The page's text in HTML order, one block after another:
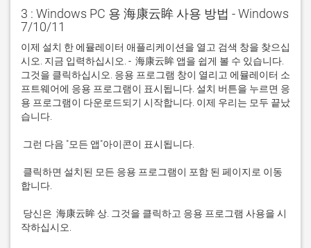
3 : Windows PC 용 海康云眸 사용 방법 - Windows
7/10/11
이제 설치 한 에뮬레이터 애플리케이션을 열고 검색 창을 찾으십
시오. 지금 입력하십시오. -  海康云眸 앱을 쉽게 볼 수 있습니다.
그것을 클릭하십시오. 응용 프로그램 창이 열리고 에뮬레이터 소
프트웨어에 응용 프로그램이 표시됩니다. 설치 버튼을 누르면 응
용 프로그램이 다운로드되기 시작합니다. 이제 우리는 모두 끝났
작하십시오.